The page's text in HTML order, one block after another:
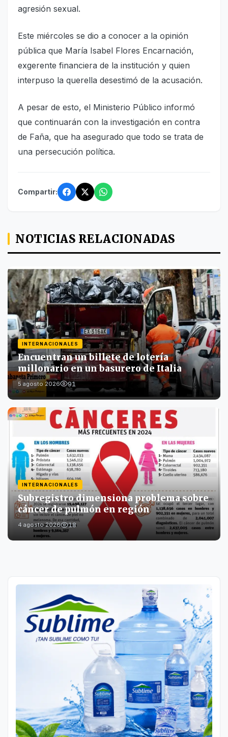
agresión sexual.
Este miércoles se dio a conocer a la opinión
pública que María Isabel Flores Encarnación,
exgerente financiera de la institución y quien
interpuso la querella desestimó de la acusación.
A pesar de esto, el Ministerio Público informó
que continuarán con la investigación en contra
de Faña, que ha asegurado que todo se trata de
una persecución política.
Compartir:
NOTICIAS RELACIONADAS
INTERNACIONALES
Encuentran un billete de lotería
millonario en un basurero de Italia
5 agosto 2026 91
INTERNACIONALES
Subregistro dimensiona problema sobre
cáncer de pulmón en región
4 agosto 2026 18